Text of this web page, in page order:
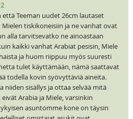
että Teeman uudet 26cm lautaset
tiskikoneisiin ja ne vanhat ovat
alla tarvitsevatko ne ainoastaan
kaikki vanhat Arabiat pesisin, Miele
ja huom riippuu myös suuresti
tulet käyttämään, nämä saattavat
todella kovin syövyttäviä aineita.
niiden sisällys ja ottaa selvää mitä
Arabia ja Miele, varsinkin
asuntomme kone on täysin